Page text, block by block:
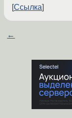
Ссылка
←